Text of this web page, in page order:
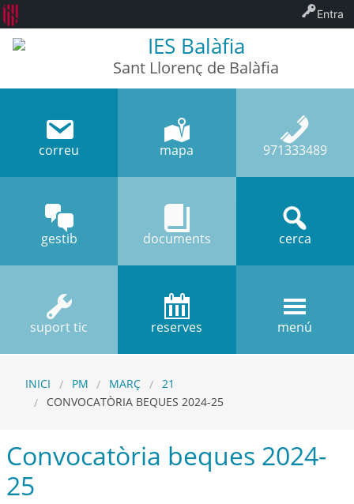
IES Balàfia
Sant Llorenç de Balàfia
correu mapa 971333489
gestib documents cerca
suport tic reserves menú
INICI PM MARÇ
21
CONVOCATÒRIA BEQUES 2024-25
Convocatòria beques 2024-
25
Entra